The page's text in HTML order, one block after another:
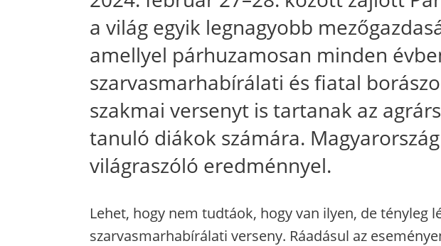
a világ egyik legnagyobb
amellyel párhuzamosan minden
szarvasmarhabírálati és fiatal
szakmai versenyt is tartanak az
tanuló diákok számára.
világraszóló eredménnyel.
Lehet, hogy nem tudtáok, hogy van ilyen, de tényleg
szarvasmarhabírálati verseny. Ráadásul az